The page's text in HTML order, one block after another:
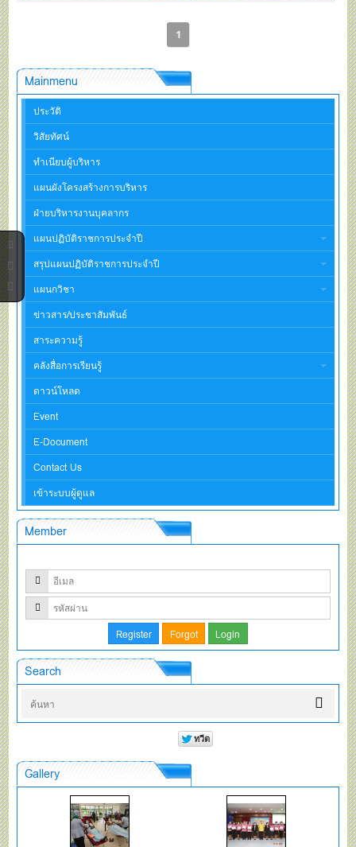
1
Mainmenu
ประวัติ
วิสัยทัศน์
ทำเนียบผู้บริหาร
แผนผังโครงสร้างการบริหาร
ฝ่ายบริหารงานบุคลากร
แผนปฏิบัติราชการประจำปี
สรุปแผนปฏิบัติราชการประจำปี
แผนกวิชา
ข่าวสาร/ประชาสัมพันธ์
สาระความรู้
คลังสื่อการเรียนรู้
ดาวน์โหลด
Event
E-Document
Contact Us
เข้าระบบผู้ดูแล
Member
Search
Gallery